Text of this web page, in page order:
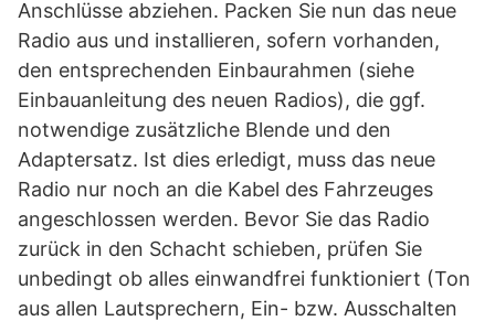
Anschlüsse abziehen. Packen Sie nun das neue
Radio aus und installieren, sofern vorhanden,
den entsprechenden Einbaurahmen (siehe
Einbauanleitung des neuen Radios), die ggf.
notwendige zusätzliche Blende und den
Adaptersatz. Ist dies erledigt, muss das neue
Radio nur noch an die Kabel des Fahrzeuges
angeschlossen werden. Bevor Sie das Radio
zurück in den Schacht schieben, prüfen Sie
unbedingt ob alles einwandfrei funktioniert (Ton
aus allen Lautsprechern, Ein- bzw. Ausschalten